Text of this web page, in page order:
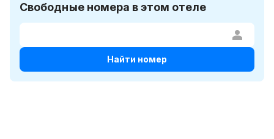
Свободные номера в этом отеле
Найти номер